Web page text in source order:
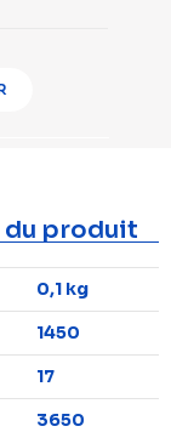
produit
0,1 kg
1450
17
3650